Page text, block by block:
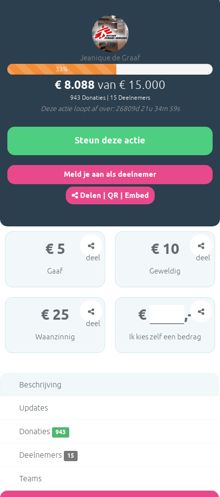
Jeanique de Graaf
53%
€ 8.088 van € 15.000
943 Donaties 15 Deelnemers
Deze actie loopt af over: 26809d 21u 34m 59s
Steun deze actie
Meld je aan als deelnemer
Delen | QR | Embed
€ 5
Gaaf
deel
€ 10
Geweldig
deel
€ 25
Waanzinnig
deel
€ ,-
Ik kies zelf een bedrag
Beschrijving
Updates
Donaties 943
Deelnemers 15
Teams